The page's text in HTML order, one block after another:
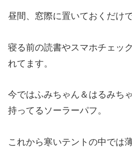
昼間、窓際に置いておくだけ
寝る前の読書やスマホチェッ
れてます。
今ではふみちゃん＆はるみち
持ってるソーラーパフ。
これから寒いテントの中では